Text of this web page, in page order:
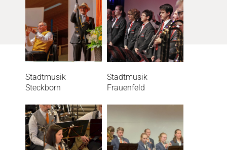
Stadtmusik
Steckborn
Stadtmusik
Frauenfeld